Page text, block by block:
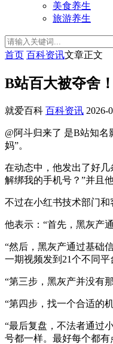
美食养生
旅游养生
首页 百科资讯文章正文
B站百大被夺舍
就爱百科 百科资讯 2026-
@阿斗归来了 是B站知
妈”。
在动态中，他发出了好
解绑我的手机号？”并且
不过在小红书技术部门和
他表示：“首先，黑灰产
“然后，黑灰产通过基础
一期视频发到21个不同
“第三步，黑灰产并没有
“第四步，找一个合适的
“最后复盘，不法者通过
号都一样。最好每个都